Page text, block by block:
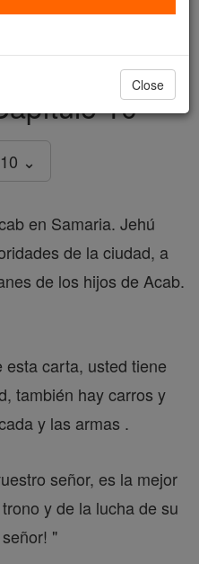
, we could rebuild stronger
TODAY >
10
⌄
en Samaria. Jehú
de la ciudad, a
de los hijos de Acab.
esta carta, usted tiene
también hay carros y
y las armas .
señor, es la mejor
y de la lucha de su
"
Close